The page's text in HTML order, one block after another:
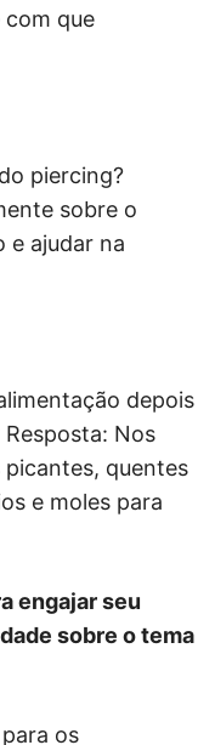
com que
piercing?
sobre o
e ajudar na
depois
Nos
quentes
e moles para
engajar seu
sobre o tema
os